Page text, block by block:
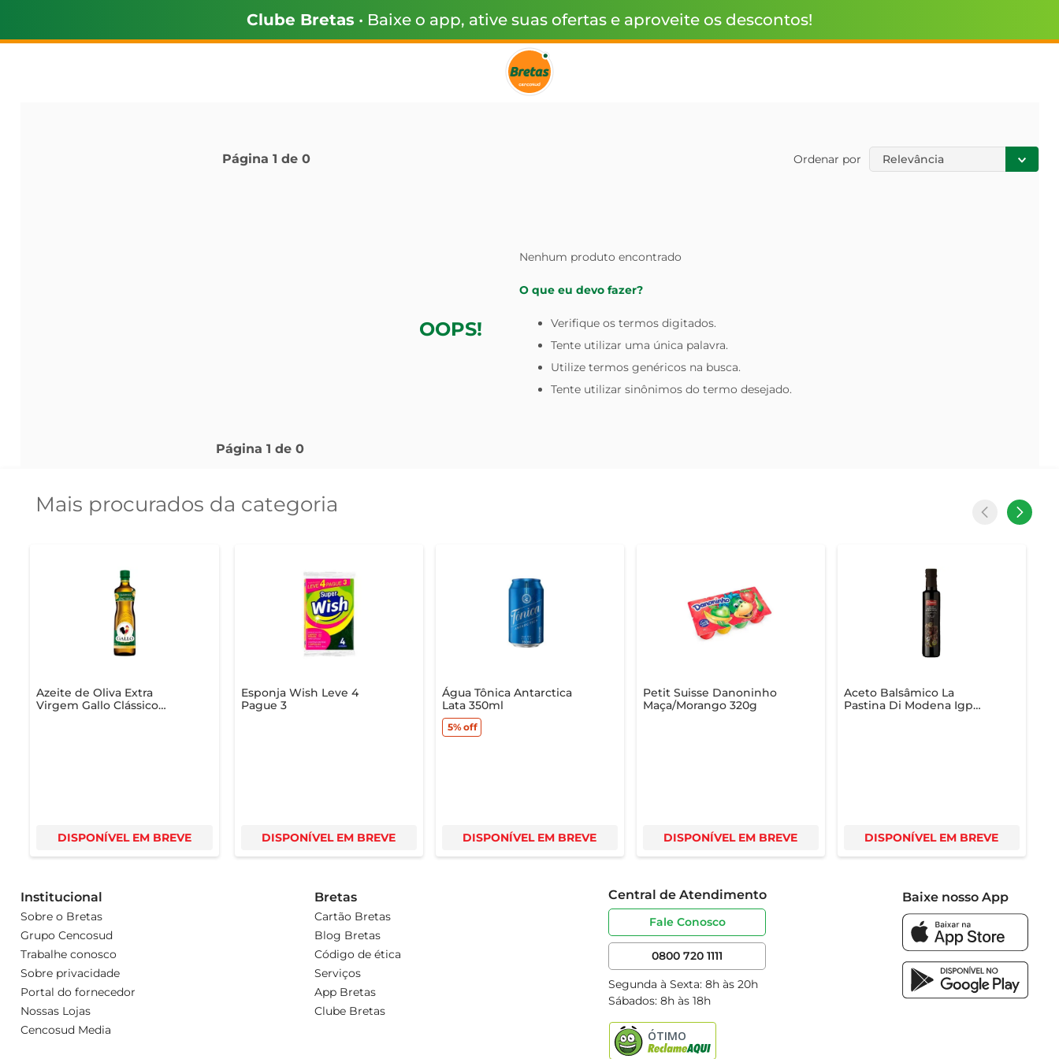
Clube Bretas • Baixe o app, ative suas ofertas e aproveite os descontos!
Página 1 de 0 Ordenar por Relevância
OOPS!
Nenhum produto encontrado
O que eu devo fazer?
Verifique os termos digitados.
Tente utilizar uma única palavra.
Utilize termos genéricos na busca.
Tente utilizar sinônimos do termo desejado.
Página 1 de 0
Mais procurados da categoria
Azeite de Oliva Extra
Virgem Gallo Clássico
DISPONÍVEL EM BREVE
Esponja Wish Leve 4
Pague 3
DISPONÍVEL EM BREVE
Água Tônica Antarctica
Lata 350ml
5%off
DISPONÍVEL EM BREVE
Petit Suisse Danoninho
Maça/Morango 320g
DISPONÍVEL EM BREVE
Aceto Balsâmico La
Pastina Di Modena Igp
DISPONÍVEL EM BREVE
Institucional
Sobre o Bretas
Grupo Cencosud
Trabalhe conosco
Sobre privacidade
Portal do fornecedor
Nossas Lojas
Cencosud Media
Bretas
Cartão Bretas
Blog Bretas
Código de ética
Serviços
App Bretas
Clube Bretas
Central de Atendimento
Fale Conosco
0800 720 1111
Segunda à Sexta: 8h às 20h
Sábados: 8h às 18h
Baixe nosso App